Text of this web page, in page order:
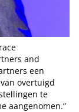
and
een
overtuigd
te
aangenomen.”